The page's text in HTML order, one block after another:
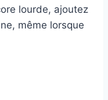
lourde, ajoutez
même lorsque